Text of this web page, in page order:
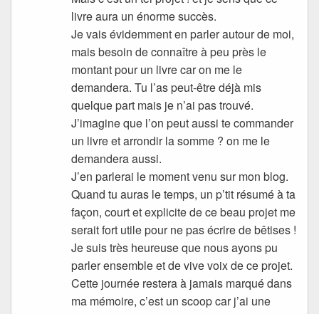
livre aura un énorme succès.
Je vais évidemment en parler autour de moi,
mais besoin de connaître à peu près le
montant pour un livre car on me le
demandera. Tu l’as peut-être déjà mis
quelque part mais je n’ai pas trouvé.
J’imagine que l’on peut aussi te commander
un livre et arrondir la somme ? on me le
demandera aussi.
J’en parlerai le moment venu sur mon blog.
Quand tu auras le temps, un p’tit résumé à ta
façon, court et explicite de ce beau projet me
serait fort utile pour ne pas écrire de bêtises !
Je suis très heureuse que nous ayons pu
parler ensemble et de vive voix de ce projet.
Cette journée restera à jamais marqué dans
ma mémoire, c’est un scoop car j’ai une